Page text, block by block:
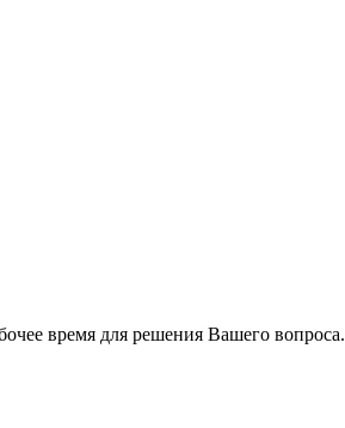
время для решения Вашего вопроса.